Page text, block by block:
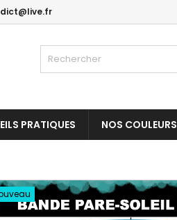
PRATIQUES NOS COULEURS